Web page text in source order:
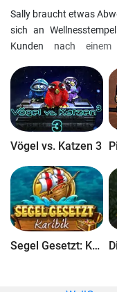
Sally braucht etwas
sich an
Kunden nach einem
zehn wunderschönen
Personal, und dann
Vögel vs. Katzen 3
Segel Gesetzt: Karibik